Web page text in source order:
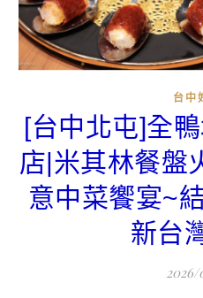
台中
[台中北屯]全
店|米其林餐盤
意中菜饗宴~
新台
2026/